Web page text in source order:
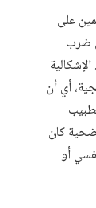
على
ضرب
أي أن
كان
أو